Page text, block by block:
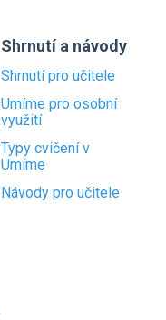
Shrnutí a návody
Shrnutí pro učitele
Umíme pro osobní
využití
Typy cvičení v
Umíme
Návody pro učitele